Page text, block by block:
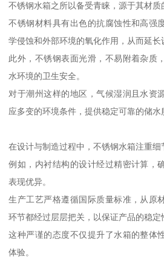
不锈钢水箱之所以备受青睐，源于其材质
不锈钢材料具有出色的抗腐蚀性和高强
学侵蚀和外部环境的氧化作用，从而延长
此外，不锈钢表面光滑，不易附着杂质
水环境的卫生安全。
对于潮州这样的地区，气候湿润且水资
应多变的环境条件，提供稳定可靠的储水
在设计与制造过程中，不锈钢水箱注重细
例如，内衬结构的设计经过精密计算，
表现优异。
生产工艺严格遵循国际质量标准，从原
环节都经过层层把关，以保证产品的稳定
这种严谨的态度不仅提升了水箱的整体
体验。